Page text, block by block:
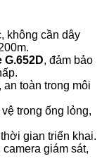
không cần dây
, đảm bảo
an toàn trong môi
trong ống lỏng,
gian triển khai.
giám sát,